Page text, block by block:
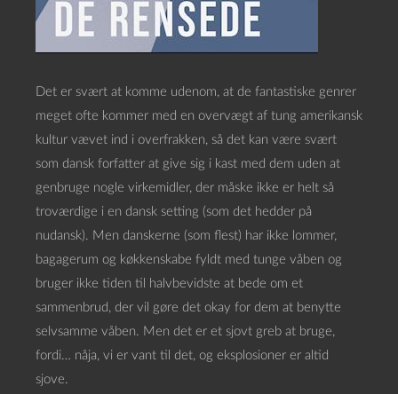
Det er svært at komme udenom, at de fantastiske genrer
meget ofte kommer med en overvægt af tung amerikansk
kultur vævet ind i overfrakken, så det kan være svært
som dansk forfatter at give sig i kast med dem uden at
genbruge nogle virkemidler, der måske ikke er helt så
troværdige i en dansk setting (som det hedder på
nudansk). Men danskerne (som flest) har ikke lommer,
bagagerum og køkkenskabe fyldt med tunge våben og
bruger ikke tiden til halvbevidste at bede om et
sammenbrud, der vil gøre det okay for dem at benytte
selvsamme våben. Men det er et sjovt greb at bruge,
fordi… nåja, vi er vant til det, og eksplosioner er altid
sjove.